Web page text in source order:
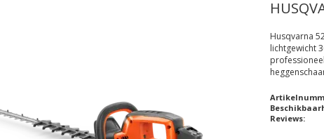
Husqvarna
lichtgewicht
Reviews: